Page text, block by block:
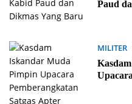
Paud
MILITER